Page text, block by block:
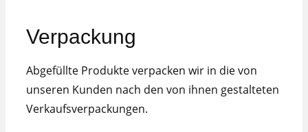
Verpackung
Abgefüllte Produkte verpacken wir in die von
unseren Kunden nach den von ihnen gestalteten
Verkaufsverpackungen.